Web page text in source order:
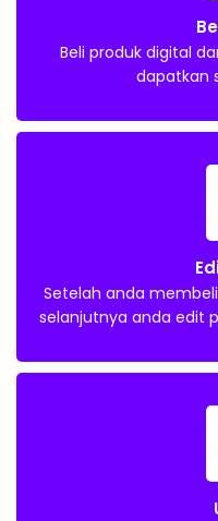
Beli produk digital
dapatkan
Setelah anda
selanjutnya anda edit